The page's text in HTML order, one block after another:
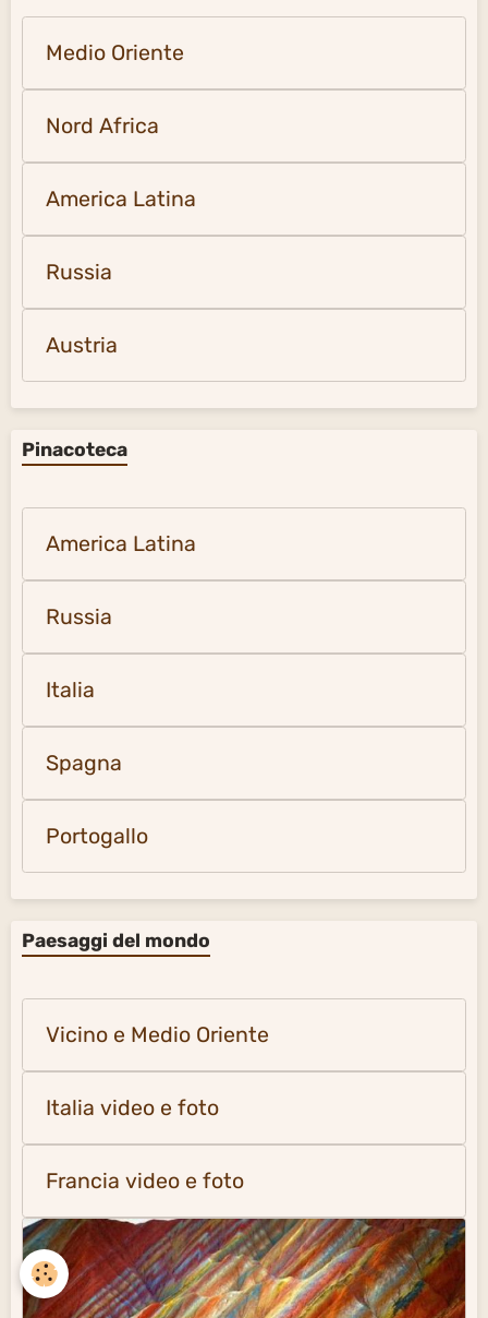
Medio Oriente
Nord Africa
America Latina
Russia
Austria
Pinacoteca
America Latina
Russia
Italia
Spagna
Portogallo
Paesaggi del mondo
Vicino e Medio Oriente
Italia video e foto
Francia video e foto